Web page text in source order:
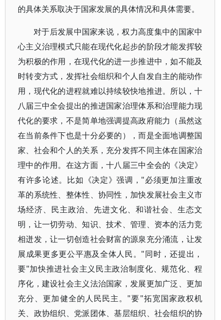
的具体关系取决于国家发展的具体情况和具体需要。
对于后发展中国家来说，权力高度集中的国家中
心主义治理模式只能在现代化起步的阶段才能发挥较
为积极的作用，在现代化的进一步推进中，如不能及
时转变方式，发挥社会组织和个人自发自主的能动作
用，现代化的进程就难以持续较快地推进。所以，十
八届三中全会提出的推进国家治理体系和治理能力现
代化的要求，不是简单地强调提高政府能力（虽然这
在当前条件下也是十分必要的），而是全面地调整国
家、社会和个人的关系，充分发挥不同主体在国家治
理中的作用。在这方面，十八届三中全会的《决定》
有许多论述。比如《决定》强调，"必须更加注重改
革的系统性、整体性、协同性，加快发展社会主义市
场经济、民主政治、先进文化、和谐社会、生态文
明，让一切劳动、知识、技术、管理、资本的活力竞
相迸发，让一切创造社会财富的源泉充分涌流，让发
展成果更多更公平惠及全体人民。"同时，还提出，
要"加快推进社会主义民主政治制度化、规范化、程
序化，建设社会主义法治国家，发展更加广泛、更加
充分、更加健全的人民民主。"要"拓宽国家政权机
关、政协组织、党派团体、基层组织、社会组织的协